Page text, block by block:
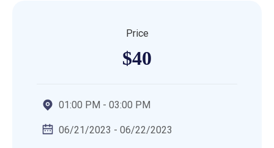
Price
$40
01:00 PM - 03:00 PM
06/21/2023 - 06/22/2023